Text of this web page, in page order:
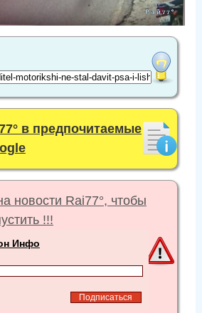
в предпочитаемые
новости Rai77°, чтобы
!!!
Инфо